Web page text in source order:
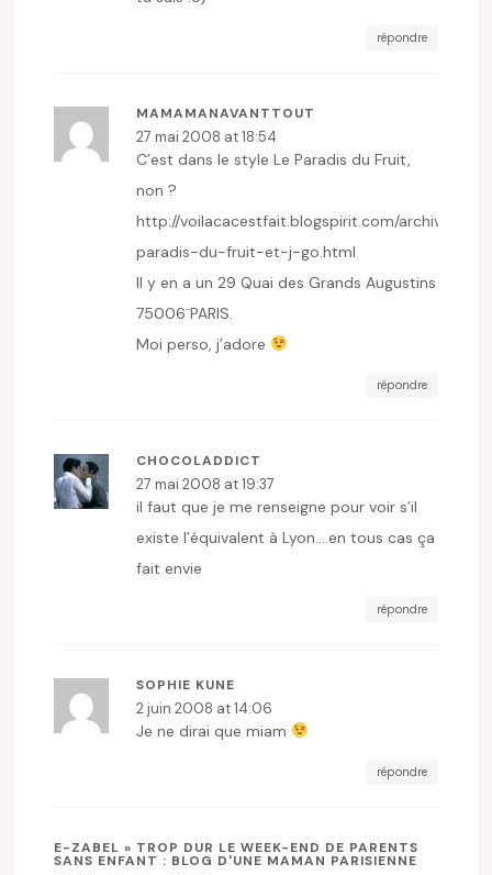
répondre
MAMAMANAVANTTOUT
27 mai 2008 at 18:54
C’est dans le style Le Paradis du Fruit,
non ?
http://voilacacestfait.blogspirit.com/archive/
paradis-du-fruit-et-j-go.html
Il y en a un 29 Quai des Grands Augustins
75006¨PARIS.
Moi perso, j’adore
répondre
CHOCOLADDICT
27 mai 2008 at 19:37
il faut que je me renseigne pour voir s’il
existe l’équivalent à Lyon….en tous cas ça
fait envie
répondre
SOPHIE KUNE
2 juin 2008 at 14:06
Je ne dirai que miam
répondre
E-ZABEL » TROP DUR LE WEEK-END DE PARENTS
SANS ENFANT : BLOG D'UNE MAMAN PARISIENNE